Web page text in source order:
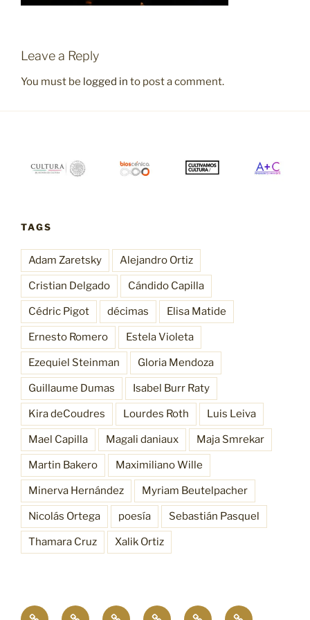
Leave a Reply
You must be logged in to post a comment.
TAGS
Adam Zaretsky Alejandro Ortiz
Cristian Delgado Cándido Capilla
Cédric Pigot décimas Elisa Matide
Ernesto Romero Estela Violeta
Ezequiel Steinman Gloria Mendoza
Guillaume Dumas Isabel Burr Raty
Kira deCoudres Lourdes Roth Luis Leiva
Mael Capilla Magali daniaux Maja Smrekar
Martin Bakero Maximiliano Wille
Minerva Hernández Myriam Beutelpacher
Nicolás Ortega poesía Sebastián Pasquel
Thamara Cruz Xalik Ortiz
Empatía¿QuiénesAntecedentesProcesosFuncionesResonancia